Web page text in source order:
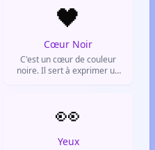
intérieur ou une intention
taquine.
🖤
Cœur Noir
C'est un cœur de couleur
noire. Il sert à exprimer un
profonde.
👀
Yeux